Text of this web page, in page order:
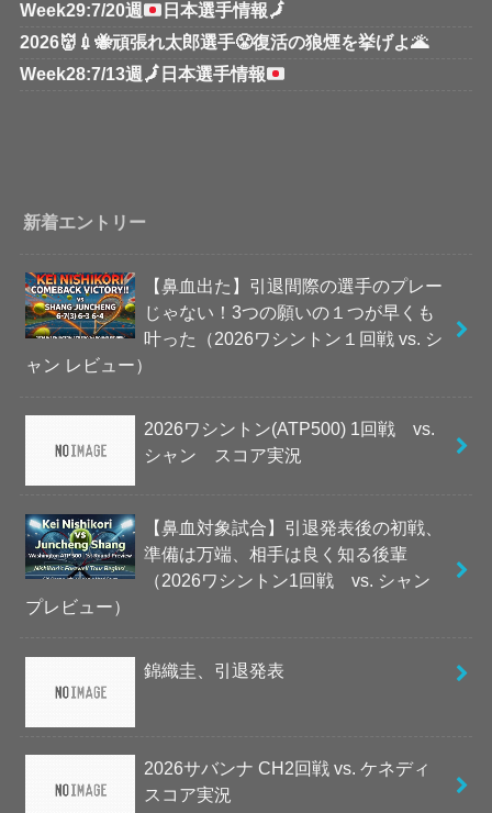
Week29:7/20週
日本選手情報🗾
2026👹💉🐝頑張れ太郎選手😤復活の狼煙を挙げよ🌋
Week28:7/13週 🗾 日本選手情報
新着エントリー
【鼻血出た】引退間際の選手のプレー
じゃない！3つの願いの１つが早くも
叶った（2026ワシントン１回戦 vs. シ
ャン レビュー）
2026ワシントン(ATP500) 1回戦 vs.
シャン スコア実況
【鼻血対象試合】引退発表後の初戦、
準備は万端、相手は良く知る後輩
（2026ワシントン1回戦 vs. シャン
プレビュー）
錦織圭、引退発表
2026サバンナ CH2回戦 vs. ケネディ
スコア実況